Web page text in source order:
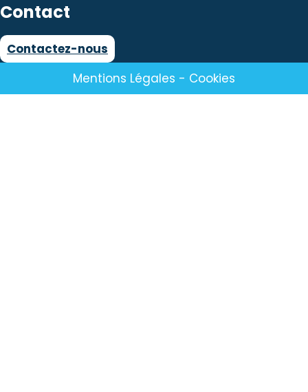
Contact
Contactez-nous
Mentions Légales - Cookies